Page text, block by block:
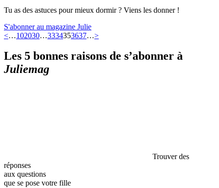
Tu as des astuces pour mieux dormir ? Viens les donner !
S'abonner au magazine Julie
<…102030…3334353637…>
Les 5 bonnes raisons de s’abonner à
Juliemag
Trouver des
réponses
aux questions
que se pose votre fille